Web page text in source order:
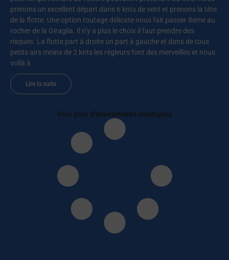
prenons un excellent départ dans 6 knts de vent et prenons la tête
de la flotte. Une option routage délicate nous fait passer 8eme au
rocher de la Giraglia. Il n’y a plus le choix il faut prendre des
risques. La flotte part à droite on part à gauche et dans de tous
petits airs moins de 2 knts les régleurs font des merveilles et nous
voilà à
Lire la suite
Voir plus d'évènements nautiques